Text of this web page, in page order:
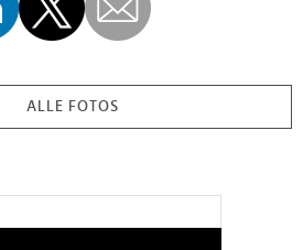
ALLE FOTOS